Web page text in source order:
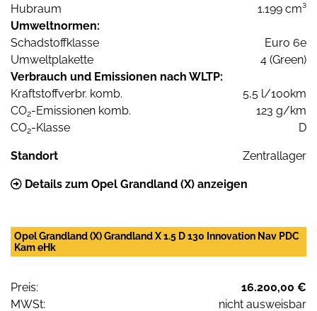
Hubraum
1.199 cm³
Umweltnormen:
Schadstoffklasse
Euro 6e
Umweltplakette
4 (Green)
Verbrauch und Emissionen nach WLTP:
Kraftstoffverbr. komb.
5,5 l/100km
CO2-Emissionen komb.
123 g/km
CO2-Klasse D
Standort Zentrallager
Details zum Opel Grandland (X) anzeigen
Opel Grandland (X) Grandland X 1.5 D 130 Innovation Nav PDC
Kam eHk
Preis:
16.200,00 €
MWSt:
nicht ausweisbar